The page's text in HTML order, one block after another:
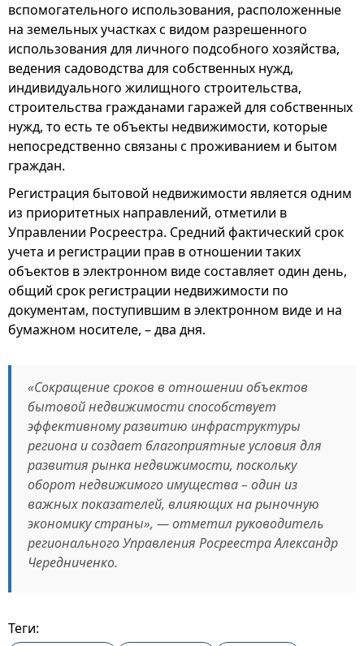
вспомогательного использования, расположенные
на земельных участках с видом разрешенного
использования для личного подсобного хозяйства,
ведения садоводства для собственных нужд,
индивидуального жилищного строительства,
строительства гражданами гаражей для собственных
нужд, то есть те объекты недвижимости, которые
непосредственно связаны с проживанием и бытом
граждан.
Регистрация бытовой недвижимости является одним
из приоритетных направлений, отметили в
Управлении Росреестра. Средний фактический срок
учета и регистрации прав в отношении таких
объектов в электронном виде составляет один день,
общий срок регистрации недвижимости по
документам, поступившим в электронном виде и на
бумажном носителе, – два дня.
«Сокращение сроков в отношении объектов
бытовой недвижимости способствует
эффективному развитию инфраструктуры
региона и создает благоприятные условия для
развития рынка недвижимости, поскольку
оборот недвижимого имущества – один из
важных показателей, влияющих на рыночную
экономику страны», — отметил руководитель
регионального Управления Росреестра Александр
Чередниченко.
Теги: